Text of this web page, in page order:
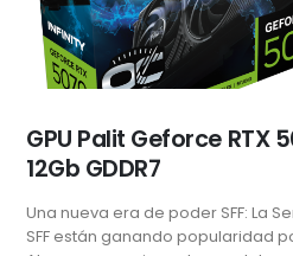
GPU Palit Geforce RTX
12Gb GDDR7
Una nueva era de poder SFF: La
SFF están ganando popularidad